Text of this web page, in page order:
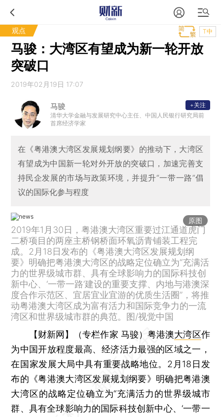
观点 T中
马骏：大湾区有望成为新一轮开放
突破口
2019年02月19日 17:07
马骏
清华大学金融与发展研究中心主任、中国人民银行研究局前
首席经济学家
+关注
在《粤港澳大湾区发展规划纲要》的推动下，大湾区
有望成为中国新一轮对外开放的突破口，加速完善支
持民企发展的市场与政策环境，并提升“一带一路”倡
议的国际化参与程度
原图
2019年1月30日，粤港澳大湾区重要过江通道虎门
二桥项目的两座主桥钢桥面环氧沥青铺装工程完
成。2月18日发布的《粤港澳大湾区发展规划纲
要》明确把粤港澳大湾区的战略定位确立为“充满活
力的世界级城市群、具有全球影响力的国际科技创
新中心、‘一带一路’建设的重要支撑、内地与港澳深
度合作示范区、宜居宜业宜游的优质生活圈”，将推
动粤港澳大湾区成为富有活力和国际竞争力的一流
湾区和世界级城市群的典范。图/视觉中国
【财新网】（专栏作家 马骏）粤港澳大湾区作
为中国开放程度最高、经济活力最强的区域之一，
在国家发展大局中具有重要战略地位。2月18日发
布的《粤港澳大湾区发展规划纲要》明确把粤港澳
大湾区的战略定位确立为“充满活力的世界级城市
群、具有全球影响力的国际科技创新中心、‘一带一